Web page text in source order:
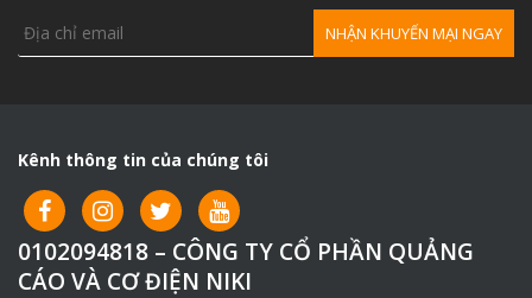
Kênh thông tin của chúng tôi
0102094818 – CÔNG TY CỔ PHẦN QUẢNG
CÁO VÀ CƠ ĐIỆN NIKI